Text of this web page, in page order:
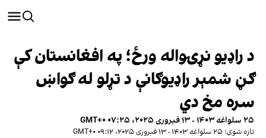
د راډیو نړۍواله ورځ؛ په افغانستان کې
ګڼ شمېر راډیوګانې د تړلو له ګواښ
سره مخ دي
۲۵ سلواغه ۱۴۰۳ - ۱۳ فبروری ۲۰۲۵، ۰۷:۲۵ GMT+۰
تازه شوی: ۲۵ سلواغه ۱۴۰۳ - ۱۳ فبروری ۲۰۲۵، ۰۹:۱۲ GMT+۰